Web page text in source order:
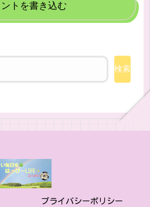
ントを書き込む
検索
プライバシーポリシー